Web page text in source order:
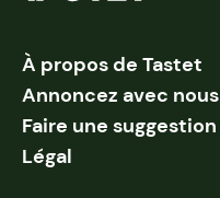
À propos de Tastet
Annoncez avec nous
Faire une suggestion
Légal